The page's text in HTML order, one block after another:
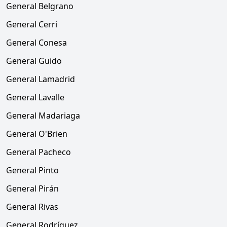
General Belgrano
General Cerri
General Conesa
General Guido
General Lamadrid
General Lavalle
General Madariaga
General O'Brien
General Pacheco
General Pinto
General Pirán
General Rivas